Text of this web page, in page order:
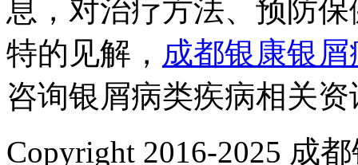
息，对治疗方法、预防
特的见解， 成都银康银
咨询银屑病类疾病相关资
Copyright 2016-2025 成